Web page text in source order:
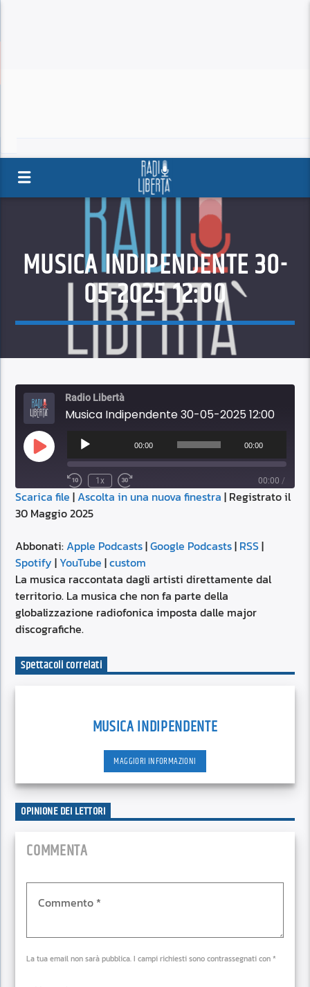
MUSICA INDIPENDENTE 30-
05-2025 12:00
Radio Libertà
Musica Indipendente 30-05-2025 12:00
Play
Episode
Audio
Player
00:00 00:00
1x 00:00 /
SUBSCRIBE SHARE
Apple Podcasts
YouTube
RSS FEED
SHARE
LINK
EMBED
Scarica file |Ascolta in una nuova finestra | Registrato il
30 Maggio 2025
Abbonati:Apple Podcasts|Google Podcasts| RSS|
Spotify | YouTube |custom
La musica raccontata dagli artisti direttamente dal
territorio. La musica che non fa parte della
globalizzazione radiofonica imposta dalle major
discografiche.
Spettacoli correlati
MUSICA INDIPENDENTE
MAGGIORI INFORMAZIONI
OPINIONE DEI LETTORI
COMMENTA
La tua email non sarà pubblica. I campi richiesti sono contrassegnati con *